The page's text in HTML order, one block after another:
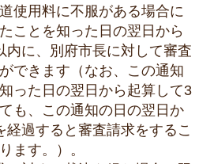
使用料に不服がある場合に
ことを知った日の翌日から
内に、別府市長に対して審査
できます（なお、この通知
った日の翌日から起算して3
も、この通知の日の翌日か
経過すると審査請求をするこ
ます。）。